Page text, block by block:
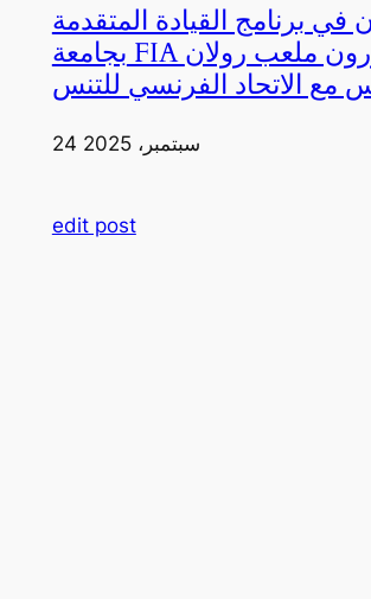
في برنامج القيادة المتقدمة
بجامعة FIA يزورون ملعب رولان
مع الاتحاد الفرنسي للتنس
24 سبتمبر، 2025
edit post